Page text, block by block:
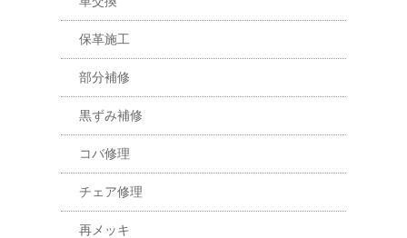
保革施工
部分補修
黒ずみ補修
コバ修理
チェア修理
再メッキ